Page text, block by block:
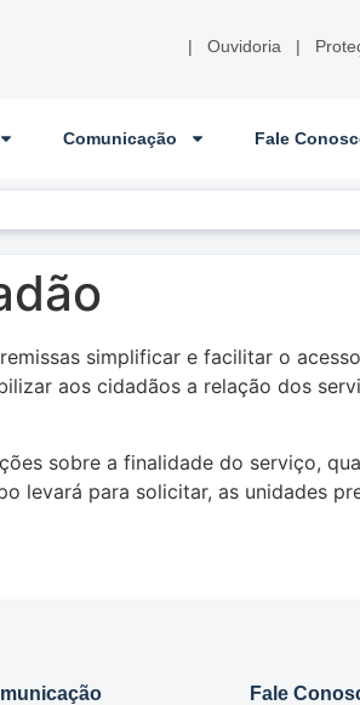
| Ouvidoria |
Comunicação Fale
simplificar e facilitar o
aos cidadãos a relação dos
sobre a finalidade do serviço,
levará para solicitar, as unidades
Fale